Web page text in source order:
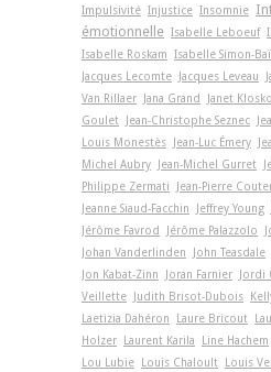
Impulsivité Injustice Insomnie
émotionnelle Isabelle Leboeuf
Isabelle Roskam Isabelle Simon-
Jacques Lecomte Jacques Leveau
Van Rillaer Jana Grand Janet Klosko
Goulet Jean-Christophe Seznec
Louis Monestès Jean-Luc Émery
Michel Aubry Jean-Michel Gurret
Philippe Zermati
Jean-Pierre
Jeanne Siaud-Facchin
Jeffrey Young
Jérôme Favrod
Jérôme Palazzolo
Johan Vanderlinden
John Teasdale
Jon Kabat-Zinn
Joran Farnier Jordi
Veillette Judith Brisot-Dubois
Laetizia Dahéron
Laure Bricout
Holzer Laurent Karila Line Hachem
Lou Lubie Louis Chaloult Louis